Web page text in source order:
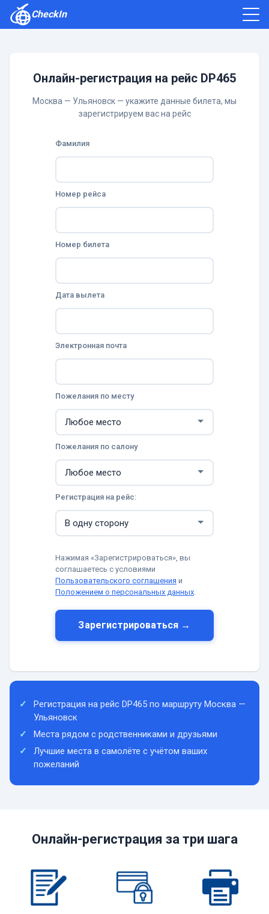
CheckIn
Онлайн-регистрация на рейс DP465
Москва — Ульяновск — укажите данные билета, мы
зарегистрируем вас на рейс
Фамилия
Номер рейса
Номер билета
Дата вылета
Электронная почта
Пожелания по месту
Пожелания по салону
Регистрация на рейс:
Нажимая «Зарегистрироваться», вы
соглашаетесь с условиями
Пользовательского соглашения и
Положением о персональных данных.
Зарегистрироваться →
Регистрация на рейс DP465 по маршруту Москва —
Ульяновск
Места рядом с родственниками и друзьями
Лучшие места в самолёте с учётом ваших
пожеланий
Онлайн-регистрация за три шага